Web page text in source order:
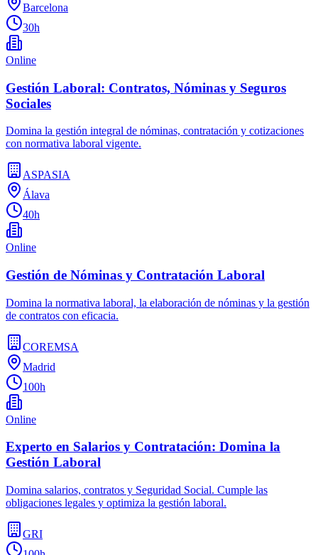
Barcelona
30h
Online
Gestión Laboral: Contratos, Nóminas y Seguros
Sociales
Domina la gestión integral de nóminas, contratación y cotizaciones
con normativa laboral vigente.
ASPASIA
Álava
40h
Online
Gestión de Nóminas y Contratación Laboral
Domina la normativa laboral, la elaboración de nóminas y la gestión
de contratos con eficacia.
COREMSA
Madrid
100h
Online
Experto en Salarios y Contratación: Domina la
Gestión Laboral
Domina salarios, contratos y Seguridad Social. Cumple las
obligaciones legales y optimiza la gestión laboral.
GRI